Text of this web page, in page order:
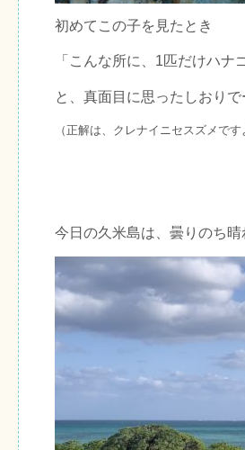
初めてこの子を見たとき
「こんな所に、1匹だけハナ
と、真面目に思ったしおりで
（正解は、クレナイニセスズメです
今日の久米島は、曇りのち晴